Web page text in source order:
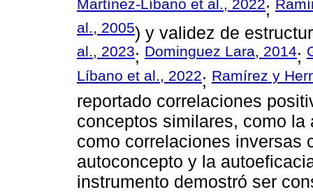
Martínez-Líbano et al., 2022;
al., 2005) y validez de
al., 2023; Dominguez Lara, 2014;
Líbano et al., 2022; Ramírez y
reportado correlaciones
conceptos similares, como
como correlaciones inversas
autoconcepto y la
instrumento demostró ser